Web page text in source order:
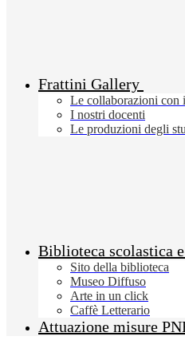
Frattini Gallery
Le collaborazioni con
I nostri docenti
Le produzioni degli
Biblioteca scolastica
Sito della biblioteca
Museo Diffuso
Arte in un click
Caffè Letterario
Attuazione misure